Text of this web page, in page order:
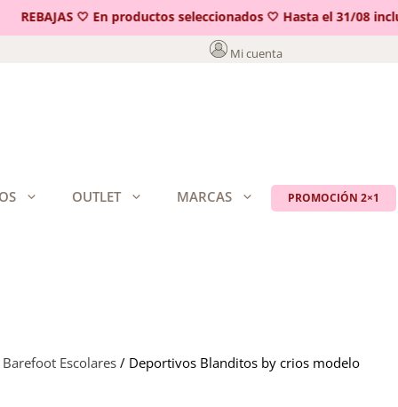
REBAJAS 🤍 En productos seleccionados 🤍 Hasta el 31/08
Mi cuenta
OUTLET MARCAS PROMOCIÓN 2×1
Escolares/ Deportivos Blanditos by crios modelo